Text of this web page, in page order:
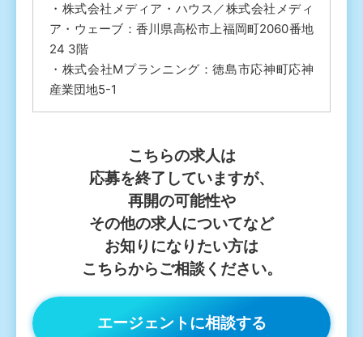
・株式会社メディア・ハウス／株式会社メディ
ア・ウェーブ：香川県高松市上福岡町2060番地
24 3階
・株式会社Mプランニング：徳島市応神町応神
産業団地5-1
こちらの求人は
応募を終了していますが、
再開の可能性や
その他の求人についてなど
お知りになりたい方は
こちらからご相談ください。
エージェントに相談する